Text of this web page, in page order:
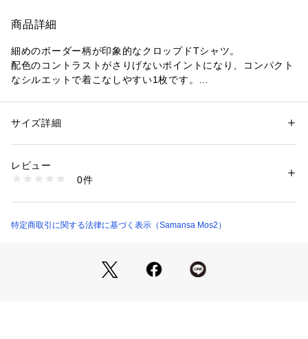
商品詳細
細めのボーダー柄が印象的なクロップドTシャツ。
配色のコントラストがさりげないポイントになり、コンパクト
なシルエットで着こなしやすい1枚です。
めです。
性別：レディース
素材：本体  ポリエステル 95% ポリウレタン 5% リブ部分  ポリエステル
生産国：中国
洗濯：手洗い可 石油系ドライクリーニング
商品番号：1780000009408 （モール）
サイズ詳細
レビュー
0件
特定商取引に関する法律に基づく表示（Samansa Mos2）